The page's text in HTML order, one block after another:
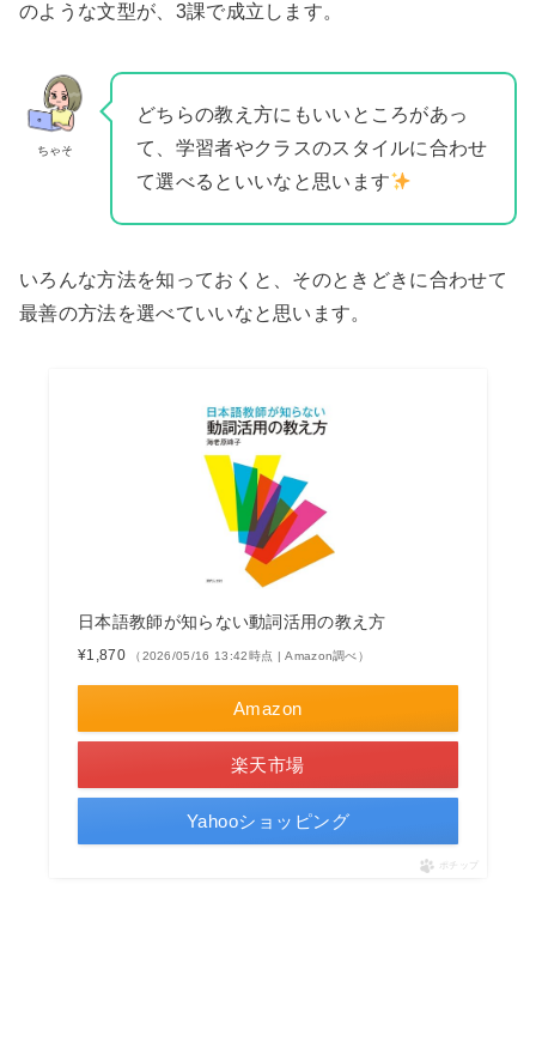
のような文型が、3課で成立します。
ちゃそ
どちらの教え方にもいいところがあっ
て、学習者やクラスのスタイルに合わせ
て選べるといいなと思います
いろんな方法を知っておくと、そのときどきに合わせて
最善の方法を選べていいなと思います。
日本語教師が知らない動詞活用の教え方
¥1,870 （2026/05/16 13:42時点 | Amazon調べ）
Amazon
楽天市場
Yahooショッピング
ポチップ